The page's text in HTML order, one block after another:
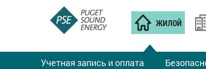
ЖИЛОЙ
Учетная запись и оплата